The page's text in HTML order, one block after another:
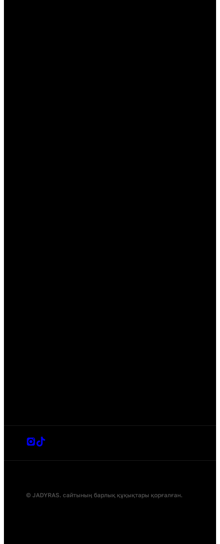
© JADYRAS. сайтының барлық құқықтары қорғалған.